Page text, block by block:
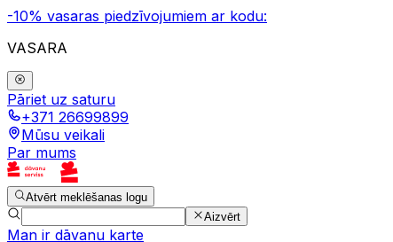
-10% vasaras piedzīvojumiem ar kodu:
VASARA
Pāriet uz saturu
+371 26699899
Mūsu veikali
Par mums
Atvērt meklēšanas logu
Aizvērt
Man ir dāvanu karte